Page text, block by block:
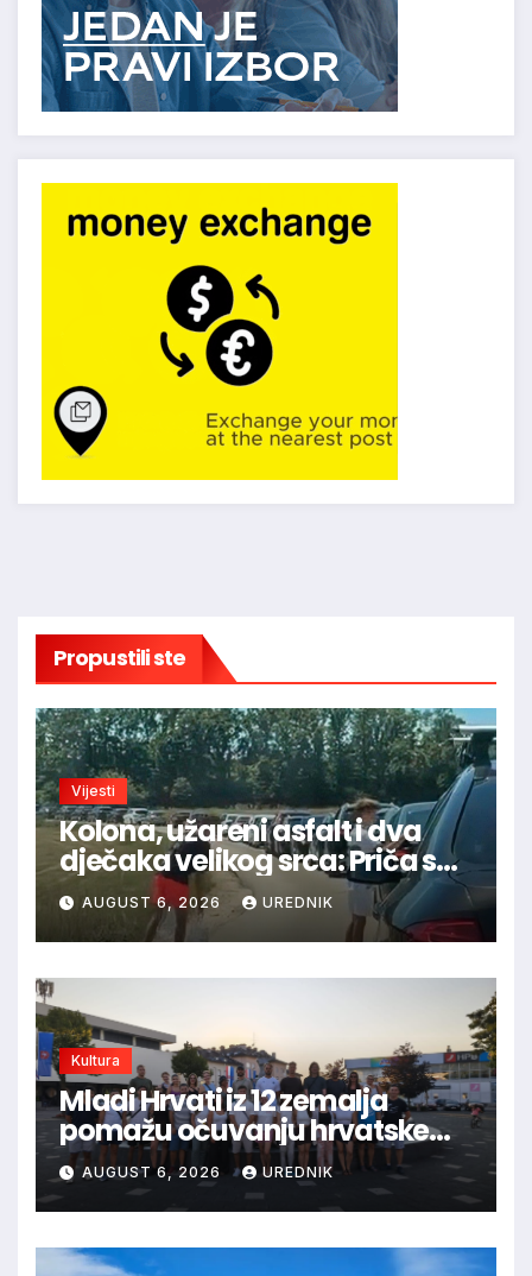
Propustili ste
Vijesti
Kolona, užareni asfalt i dva
dječaka velikog srca: Priča s
granice oduševila regiju
AUGUST 6, 2026 UREDNIK
Kultura
Mladi Hrvati iz 12 zemalja
pomažu očuvanju hrvatske
prirodne i kulturne baštine
AUGUST 6, 2026 UREDNIK